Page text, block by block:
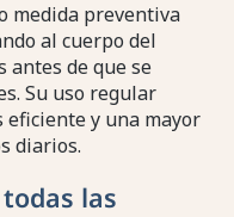
medida preventiva
al cuerpo del
antes de que se
Su uso regular
eficiente y una mayor
diarios.
las